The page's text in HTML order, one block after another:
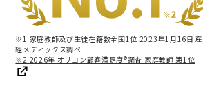
※1 家庭教師及び生徒在籍数全国1位 2023年1月16日 産
經メディックス調べ
※2 2026年 オリコン顧客満足度®調査 家庭教師 第1位